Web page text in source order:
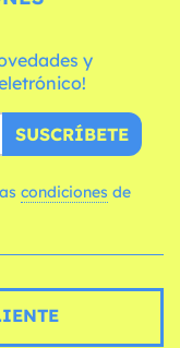
y
SUSCRÍBETE
condiciones